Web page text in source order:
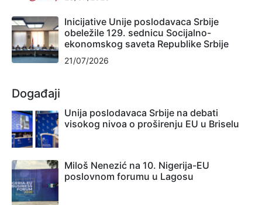
Inicijative Unije poslodavaca Srbije
obeležile 129. sednicu Socijalno-
ekonomskog saveta Republike Srbije
21/07/2026
Događaji
Unija poslodavaca Srbije na debati
visokog nivoa o proširenju EU u Briselu
Miloš Nenezić na 10. Nigerija-EU
poslovnom forumu u Lagosu